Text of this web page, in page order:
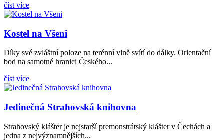
číst více
Kostel na Všeni
Díky své zvláštní poloze na terénní vlně svítí do dálky. Orientační
bod na samotné hranici Českého...
číst více
Jedinečná Strahovská knihovna
Strahovský klášter je nejstarší premonstrátský klášter v Čechách a
jedna z nejvýznamnějších...